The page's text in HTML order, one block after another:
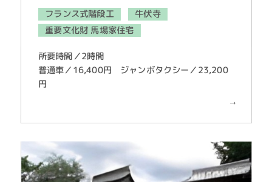
フランス式階段工 牛伏寺
重要文化財 馬場家住宅
所要時間／2時間
普通車／16,400円 ジャンボタクシー／23,200
円